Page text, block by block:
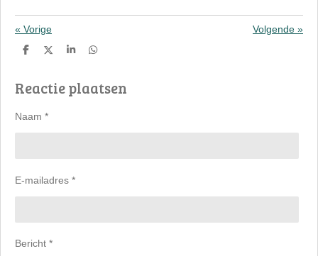
« Vorige Volgende »
D
n
D
l
S
e
D
n
Reactie plaatsen
Naam *
E-mailadres *
Bericht *